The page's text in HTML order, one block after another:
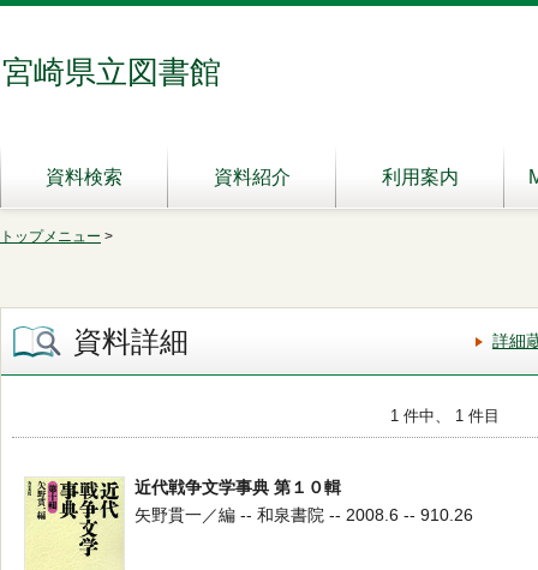
宮崎県立図書館
資料検索 資料紹介 利用案内
トップメニュー >
資料詳細 詳細
1 件中、 1 件目
近代戦争文学事典 第１０輯
矢野貫一／編 -- 和泉書院 -- 2008.6 -- 910.26